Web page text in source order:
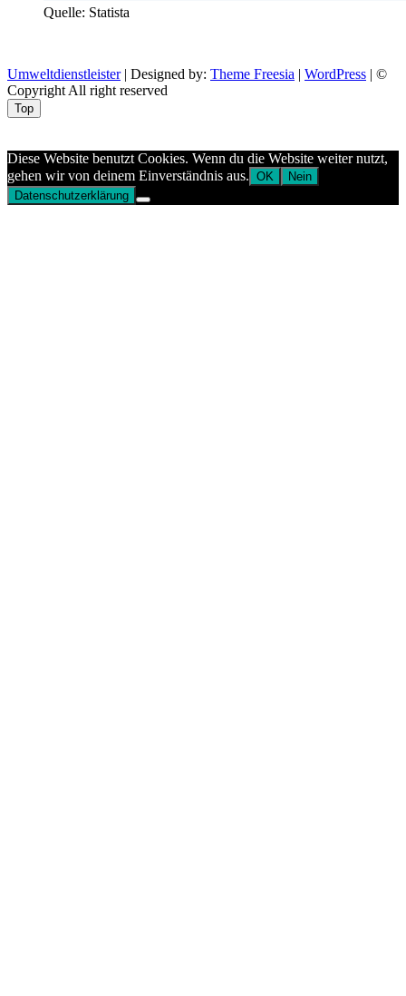
Quelle: Statista
Umweltdienstleister| Designed by: Theme Freesia | WordPress | ©
Copyright All right reserved
Top
Diese Website benutzt Cookies. Wenn du die Website weiter nutzt,
gehen wir von deinem Einverständnis aus. OK
Nein
Datenschutzerklärung